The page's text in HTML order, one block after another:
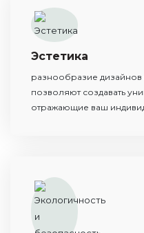
Эстетика
разнообразие
позволяют создавать
отражающие ваш